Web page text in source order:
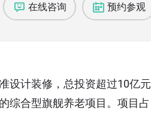
在线咨询 预约参观
设计装修，总投资超过10亿元
综合型旗舰养老项目。项目占